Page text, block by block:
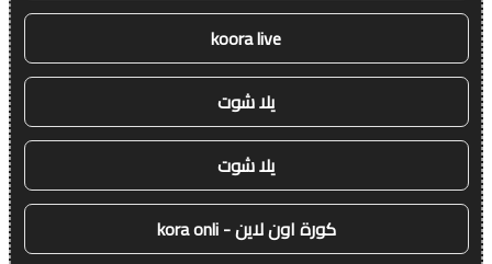
koora live
يلا شوت
يلا شوت
كورة اون لاين - kora onli